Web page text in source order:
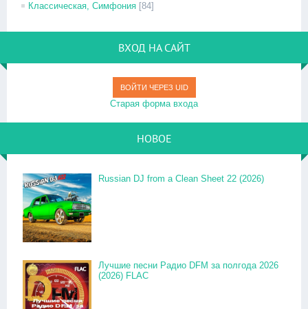
Классическая, Симфония [84]
ВХОД НА САЙТ
ВОЙТИ ЧЕРЕЗ UID
Старая форма входа
НОВОЕ
Russian DJ from a Clean Sheet 22 (2026)
Лучшие песни Радио DFM за полгода 2026
(2026) FLAC